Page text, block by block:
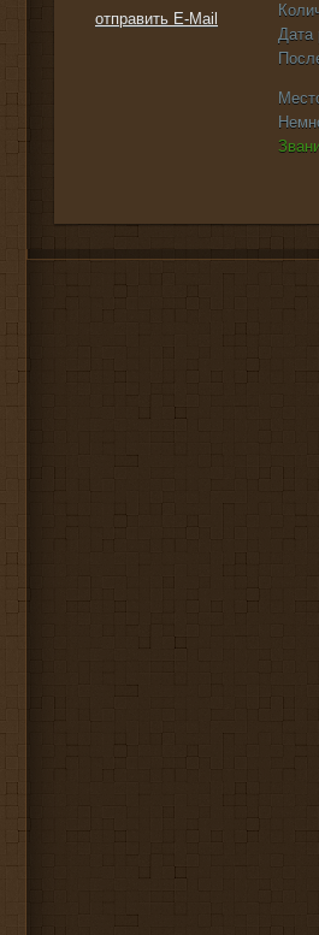
отправить E-Mail
Дата